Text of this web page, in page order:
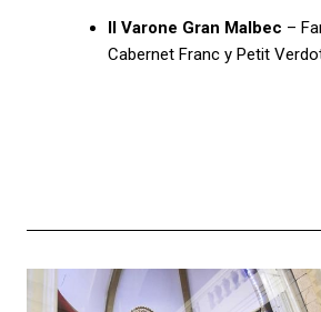
ll Varone Gran Malbec –
Cabernet Franc y Petit